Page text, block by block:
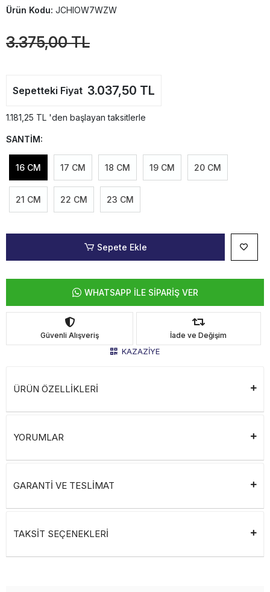
Ürün Kodu: JCHIOW7WZW
3.375,00 TL
Sepetteki Fiyat 3.037,50 TL
1.181,25 TL 'den başlayan taksitlerle
SANTİM:
16 CM 17 CM 18 CM 19 CM 20 CM
21 CM 22 CM 23 CM
Sepete Ekle
WHATSAPP İLE SİPARİŞ VER
Güvenli Alışveriş İade ve Değişim
KAZAZİYE
ÜRÜN ÖZELLİKLERİ
YORUMLAR
GARANTİ VE TESLİMAT
TAKSİT SEÇENEKLERİ